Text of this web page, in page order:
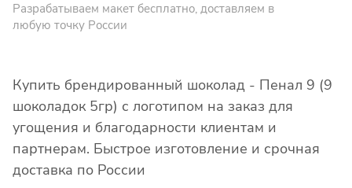
Разрабатываем макет бесплатно, доставляем в
любую точку России
Купить брендированный шоколад - Пенал 9 (9
шоколадок 5гр) с логотипом на заказ для
угощения и благодарности клиентам и
партнерам. Быстрое изготовление и срочная
доставка по России